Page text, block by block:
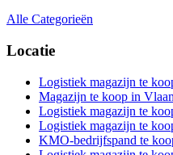
Alle Categorieën
Locatie
Logistiek magazijn te
Magazijn te koop in
Logistiek magazijn te
Logistiek magazijn te
KMO-bedrijfspand te